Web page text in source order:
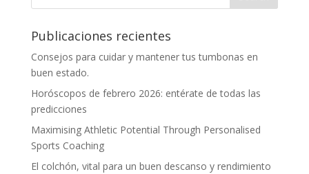
Publicaciones recientes
Consejos para cuidar y mantener tus tumbonas en
buen estado.
Horóscopos de febrero 2026: entérate de todas las
predicciones
Maximising Athletic Potential Through Personalised
Sports Coaching
El colchón, vital para un buen descanso y rendimiento